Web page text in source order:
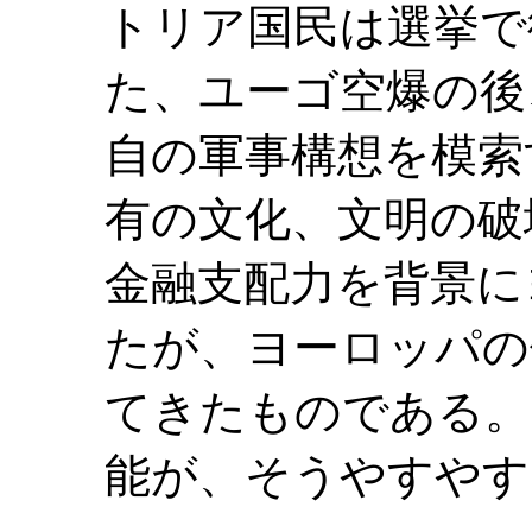
トリア国民は選挙
た、ユーゴ空爆の
自の軍事構想を模
有の文化、文明の
金融支配力を背景
たが、ヨーロッパ
てきたものである
能が、そうやすや